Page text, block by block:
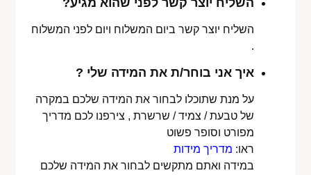
השליח יוצר קשר לפני שהוא מגיע?
השליח יוצר קשר ביום המשלוח ויום לפני המשלוח
.
איך אני בוחר/ת את המידה שלי ?
על מנת שתוכלו לבחור את המידה שלכם במקרה
של טבעת / צמיד / שרשרת , צירפנו לכם מדריך
מפורט וסופר פשוט
ראו: מדריך מידות
במידה ואתם מתקשים לבחור את המידה שלכם